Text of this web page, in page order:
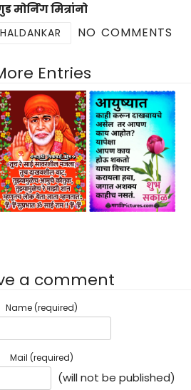
मोर्निंग मित्रांनो
NO COMMENTS
Entries
a comment
Name (required)
Mail (required)
(will not be published)